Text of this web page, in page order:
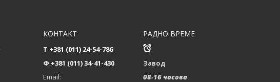
...
Позив дописницима
за свеску 58 часописа
КОНТАКТ
T +381 (011) 24-54-786
Ф +381 (011) 34-41-430
Email:
РАДНО ВРЕМЕ
Завод
08-16 часова